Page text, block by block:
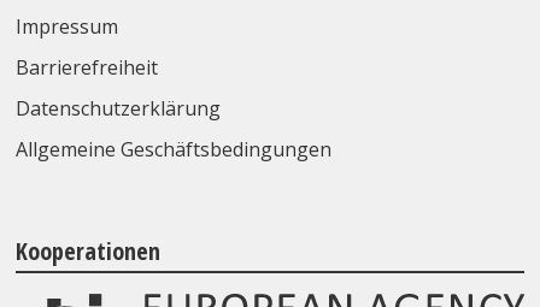
Impressum
Barrierefreiheit
Datenschutzerklärung
Allgemeine Geschäftsbedingungen
Kooperationen